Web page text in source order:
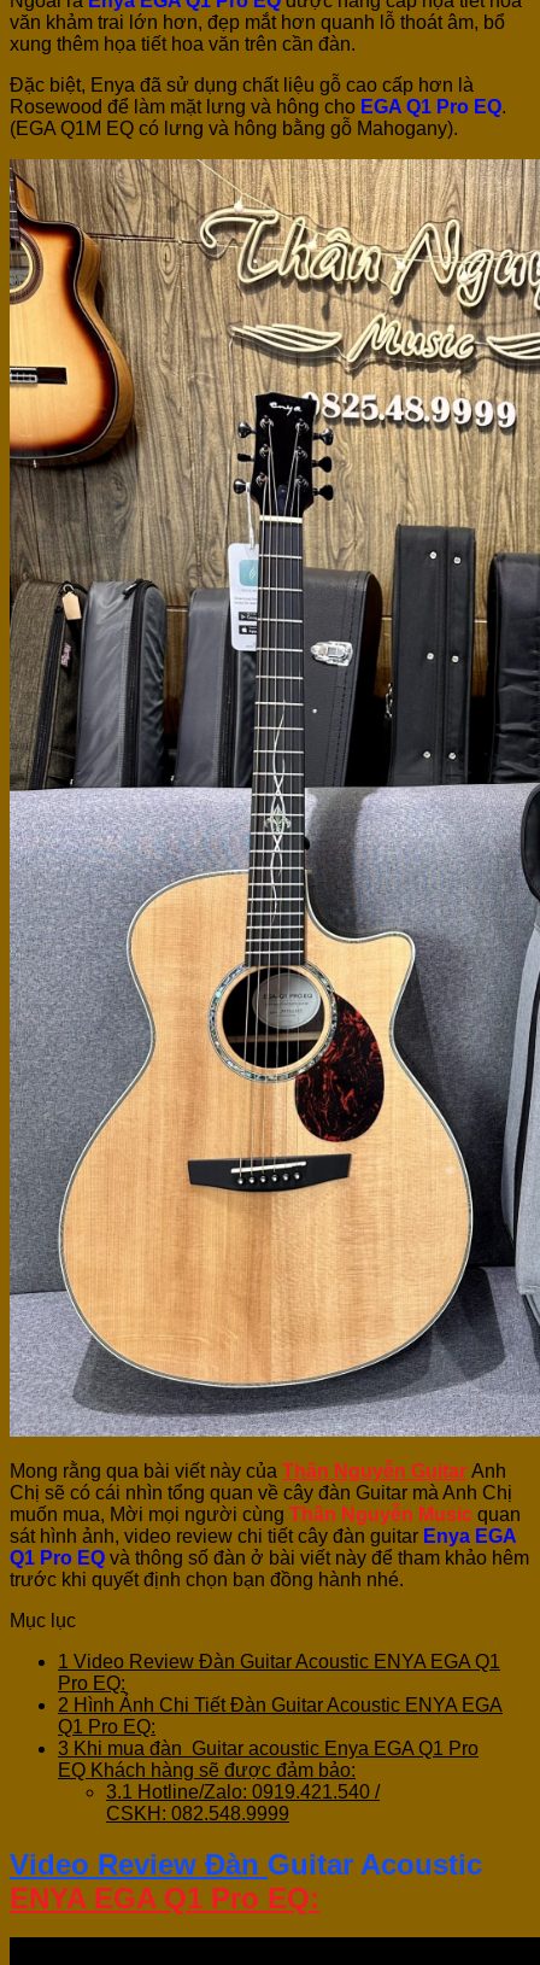
văn khảm trai lớn hơn, đẹp mắt hơn quanh lỗ thoát âm, bổ
xung thêm họa tiết hoa văn trên cần đàn.
Đặc biệt, Enya đã sử dụng chất liệu gỗ cao cấp hơn là
Rosewood để làm mặt lưng và hông cho EGA Q1 Pro EQ.
(EGA Q1M EQ có lưng và hông bằng gỗ Mahogany).
Mong rằng qua bài viết này của Thân Nguyễn Guitar Anh
Chị sẽ có cái nhìn tổng quan về cây đàn Guitar mà Anh Chị
muốn mua, Mời mọi người cùng Thân Nguyễn Music quan
sát hình ảnh, video review chi tiết cây đàn guitar Enya EGA
Q1 Pro EQ và thông số đàn ở bài viết này để tham khảo hêm
trước khi quyết định chọn bạn đồng hành nhé.
Mục lục
1 Video Review Đàn Guitar Acoustic ENYA EGA Q1
Pro EQ:
2 Hình Ảnh Chi Tiết Đàn Guitar Acoustic ENYA EGA
Q1 Pro EQ:
3 Khi mua đàn Guitar acoustic Enya EGA Q1 Pro
EQ Khách hàng sẽ được đảm bảo:
3.1 Hotline/Zalo: 0919.421.540 /
CSKH: 082.548.9999
Video Review Đàn Guitar Acoustic
ENYA EGA Q1 Pro EQ: